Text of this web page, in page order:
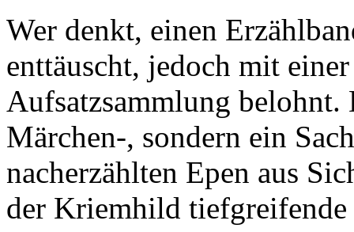
Wer denkt, einen
enttäuscht, jedoch mit
Aufsatzsammlung
Märchen-, sondern ein
nacherzählten Epen aus
der Kriemhild